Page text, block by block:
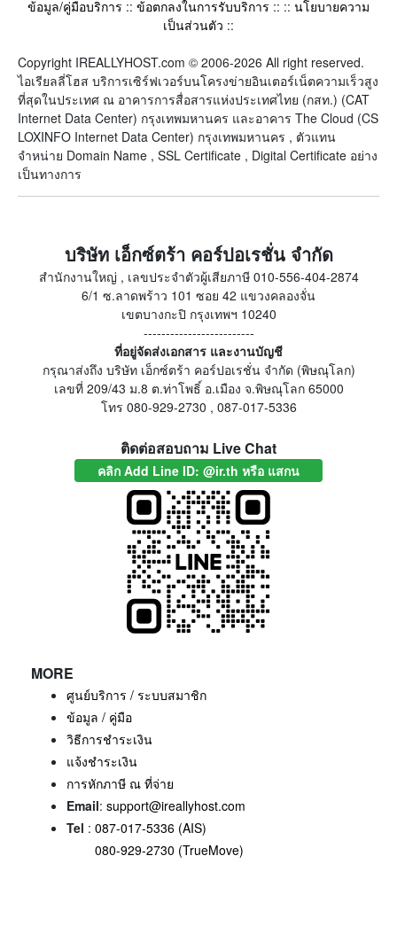
ข้อมูล/คู่มือบริการ :: ข้อตกลงในการรับบริการ :: :: นโยบายความ
เป็นส่วนตัว ::
Copyright IREALLYHOST.com © 2006-2026 All right reserved.
ไอเรียลลี่โฮส บริการเซิร์ฟเวอร์บนโครงข่ายอินเตอร์เน็ตความเร็วสูง
ที่สุดในประเทศ ณ อาคารการสื่อสารแห่งประเทศไทย (กสท.) (CAT
Internet Data Center) กรุงเทพมหานคร และอาคาร The Cloud (CS
LOXINFO Internet Data Center) กรุงเทพมหานคร , ตัวแทน
จำหน่าย Domain Name , SSL Certificate , Digital Certificate อย่าง
เป็นทางการ
บริษัท เอ็กซ์ตร้า คอร์ปอเรชั่น จำกัด
สำนักงานใหญ่ , เลขประจำตัวผู้เสียภาษี 010-556-404-2874
6/1 ซ.ลาดพร้าว 101 ซอย 42 แขวงคลองจั่น
เขตบางกะปิ กรุงเทพฯ 10240
-------------------------
ที่อยู่จัดส่งเอกสาร และงานบัญชี
กรุณาส่งถึง บริษัท เอ็กซ์ตร้า คอร์ปอเรชั่น จำกัด (พิษณุโลก)
เลขที่ 209/43 ม.8 ต.ท่าโพธิ์ อ.เมือง จ.พิษณุโลก 65000
โทร 080-929-2730 , 087-017-5336
ติดต่อสอบถาม Live Chat
คลิก Add Line ID: @ir.th หรือ แสกน
MORE
ศูนย์บริการ / ระบบสมาชิก
ข้อมูล / คู่มือ
วิธีการชำระเงิน
แจ้งชำระเงิน
การหักภาษี ณ ที่จ่าย
Email: support@ireallyhost.com
Tel : 087-017-5336 (AIS)
080-929-2730 (TrueMove)